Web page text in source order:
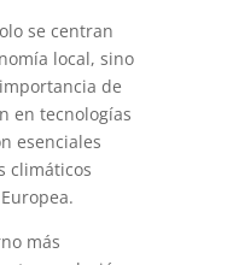
se centran
local, sino
de
en tecnologías
esenciales
climáticos
más